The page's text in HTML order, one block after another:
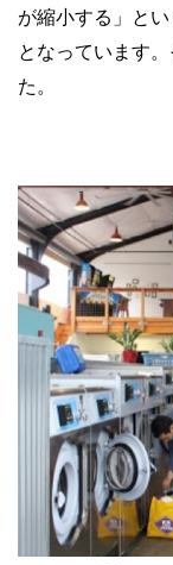
が縮小する」と
となっています
た。